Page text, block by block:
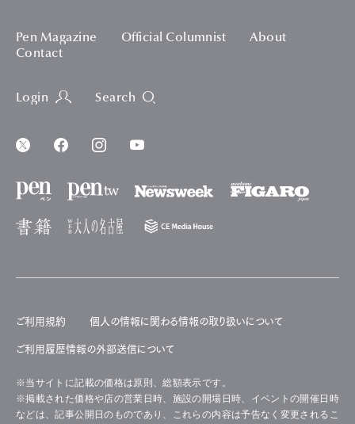
Pen Magazine Official Columnist
About
Contact
Login Search
ご利用規約 個人の情報に関わる情報の取り扱いについて
ご利用履歴情報の外部送信について
※当サイトに記載の価格は原則、総額表示です。
※掲載された価格や店の営業日時、施設の開場日時、イベントの開催日時
などは、記事公開日のものであり、これらの内容は予告なく変更されるこ